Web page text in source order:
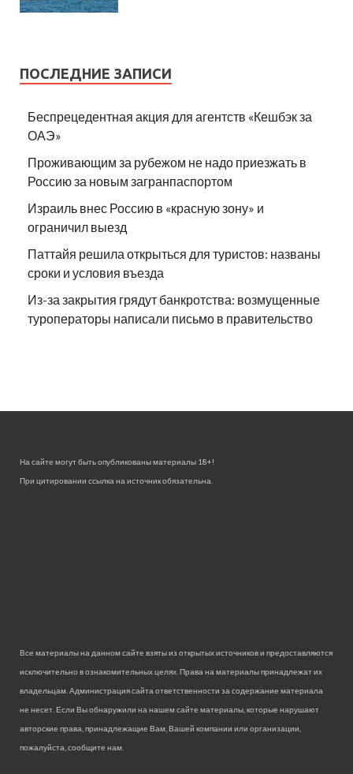
ПОСЛЕДНИЕ ЗАПИСИ
Беспрецедентная акция для агентств «Кешбэк за
ОАЭ»
Проживающим за рубежом не надо приезжать в
Россию за новым загранпаспортом
Израиль внес Россию в «красную зону» и
ограничил выезд
Паттайя решила открыться для туристов: названы
сроки и условия въезда
Из-за закрытия грядут банкротства: возмущенные
туроператоры написали письмо в правительство
На сайте могут быть опубликованы материалы 18+!
При цитировании ссылка на источник обязательна.
Все материалы на данном сайте взяты из открытых источников и предоставляются
исключительно в ознакомительных целях. Права на материалы принадлежат их
владельцам. Администрация сайта ответственности за содержание материала
не несет. Если Вы обнаружили на нашем сайте материалы, которые нарушают
авторские права, принадлежащие Вам, Вашей компании или организации,
пожалуйста, сообщите нам.